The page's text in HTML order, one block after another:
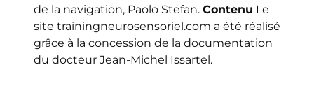
de la navigation, Paolo Stefan. Contenu Le
site trainingneurosensoriel.com a été réalisé
grâce à la concession de la documentation
du docteur Jean-Michel Issartel.